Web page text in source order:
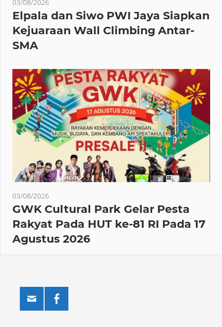
03/08/2026
Elpala dan Siwo PWI Jaya Siapkan
Kejuaraan Wall Climbing Antar-
SMA
03/08/2026
GWK Cultural Park Gelar Pesta
Rakyat Pada HUT ke-81 RI Pada 17
Agustus 2026